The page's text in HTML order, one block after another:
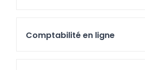
Comptabilité en ligne